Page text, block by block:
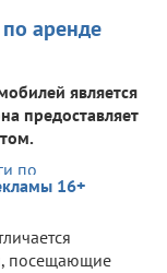
аренде
является
предоставляет
16+
посещающие